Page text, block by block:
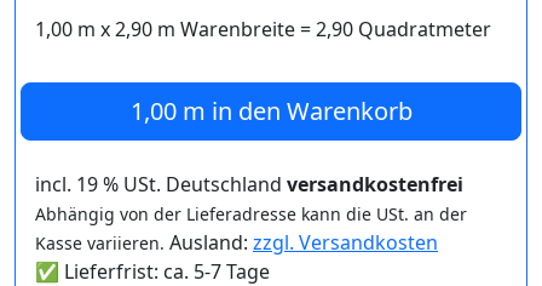
1,00 m x2,90 m Warenbreite =2,90 Quadratmeter
1,00 m in den Warenkorb
incl. 19 % USt. Deutschland versandkostenfrei
Abhängig von der Lieferadresse kann die USt. an der
Kasse variieren. Ausland: zzgl. Versandkosten
✅ Lieferfrist: ca. 5-7 Tage